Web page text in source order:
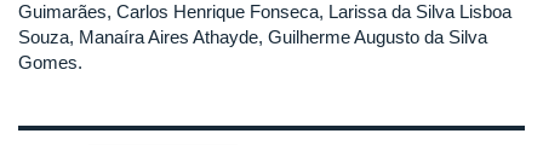
Guimarães, Carlos Henrique Fonseca, Larissa da Silva Lisboa
Souza, Manaíra Aires Athayde, Guilherme Augusto da Silva
Gomes.